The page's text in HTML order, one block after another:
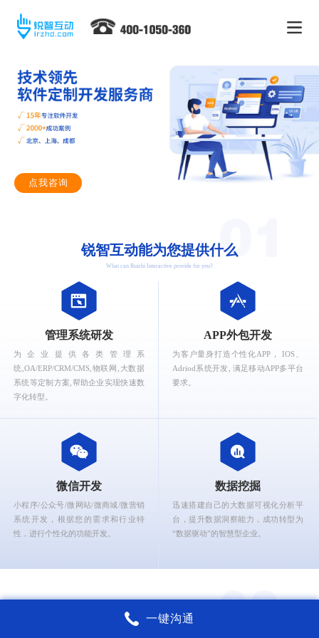
点我咨询
锐智互动能为您提供什么
What can Ruizhi Interactive provide for you?
管理系统研发
为企业提供各类管理系
统,OA/ERP/CRM/CMS,物联网,大数据
系统等定制方案,帮助企业实现快速数
字化转型。
APP外包开发
为客户量身打造个性化APP， IOS、
Adriod系统开发, 满足移动APP多平台
要求。
微信开发
小程序/公众号/微网站/微商城/微营销
系统开发，根据您的需求和行业特
性，进行个性化的功能开发。
数据挖掘
迅速搭建自己的大数据可视化分析平
台，提升数据洞察能力，成功转型为
“数据驱动”的智慧型企业。
锐智互动核心能力
一键沟通